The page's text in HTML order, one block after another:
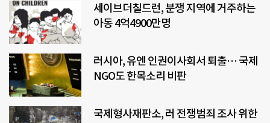
세이브더칠드런, 분쟁 지역에 거주하는
아동 4억4900만명
러시아, 유엔 인권이사회서 퇴출… 국제
NGO도 한목소리 비판
국제형사재판소, 러 전쟁범죄 조사 위한